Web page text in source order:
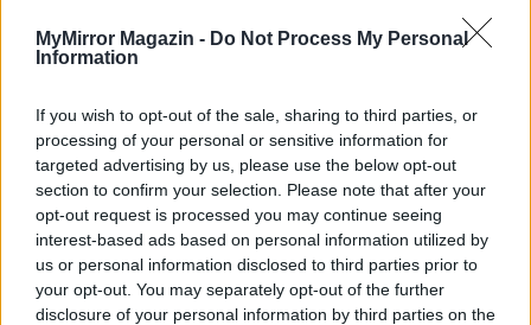
MyMirror Magazin - Do Not Process My Personal
Information
If you wish to opt-out of the sale, sharing to third parties, or
processing of your personal or sensitive information for
targeted advertising by us, please use the below opt-out
section to confirm your selection. Please note that after your
opt-out request is processed you may continue seeing
interest-based ads based on personal information utilized by
us or personal information disclosed to third parties prior to
your opt-out. You may separately opt-out of the further
disclosure of your personal information by third parties on the
Minka 11. rész
T. szereti a fiatal lányokat 14. rész